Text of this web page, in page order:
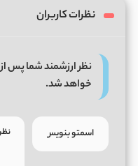
نظرات کاربران
نظر ارزشمند شما پس
خواهد شد.